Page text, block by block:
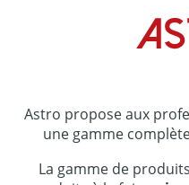
Astro propose aux
une gamme
La gamme de